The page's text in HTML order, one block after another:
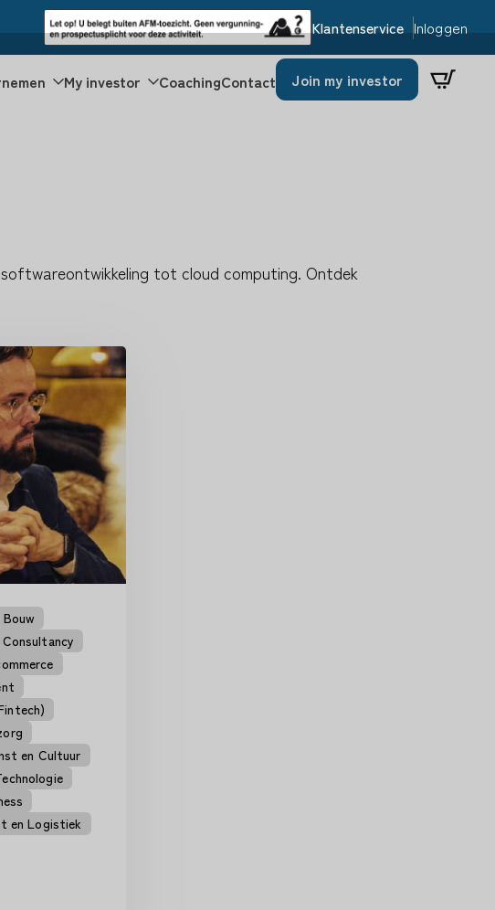
Klantenservice Inloggen
My investor CoachingContact Join my investor
tot cloud computing. Ontdek
Bouw
Consultancy
en Cultuur
en Logistiek